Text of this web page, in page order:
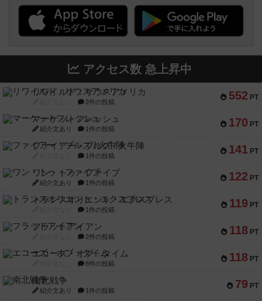
アクセス数 急上昇中
552 PT
リワイルド：サウスアメリカ
2件の投稿
170 PT
マーケットフレッシュ
紹介文あり 1件の投稿
141 PT
ファイアー・ブルズ / 火牛陣
1件の投稿
122 PT
ワン・トゥ・ファイブ
紹介文あり 1件の投稿
119 PT
トランスオリエント・エクスプレス
1件の投稿
118 PT
フラットアイアン
2件の投稿
118 PT
エコーズ・オブ・タイム
8件の投稿
79 PT
南北戦争
紹介文あり 1件の投稿